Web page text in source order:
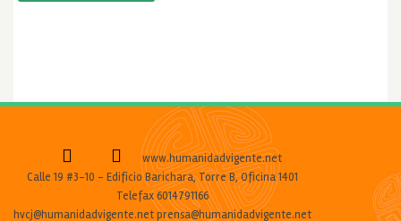
www.humanidadvigente.net
Calle 19 #3-10 - Edificio Barichara, Torre B, Oficina 1401
Telefax 6014791166
hvcj@humanidadvigente.net prensa@humanidadvigente.net